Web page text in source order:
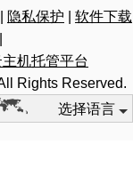
隐私保护
软件下载
机托管平台
Rights Reserved.
选择语言